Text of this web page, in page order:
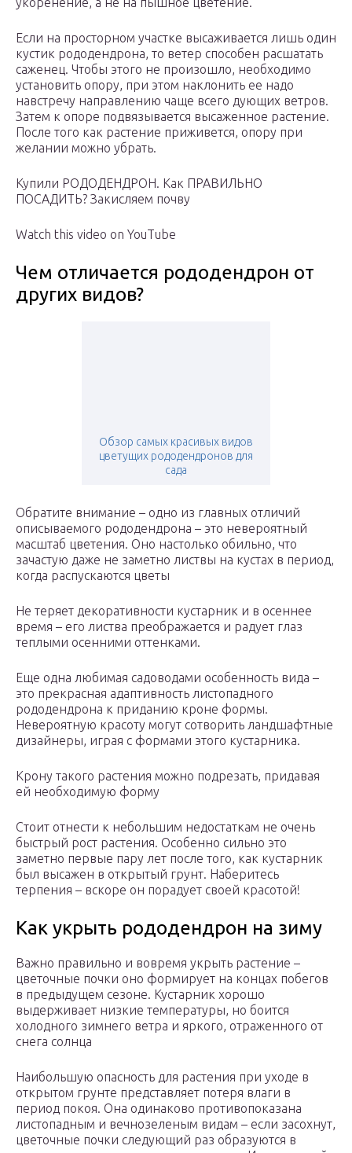
Если на просторном участке высаживается лишь один
кустик рододендрона, то ветер способен расшатать
саженец. Чтобы этого не произошло, необходимо
установить опору, при этом наклонить ее надо
навстречу направлению чаще всего дующих ветров.
Затем к опоре подвязывается высаженное растение.
После того как растение приживется, опору при
желании можно убрать.
Купили РОДОДЕНДРОН. Как ПРАВИЛЬНО
ПОСАДИТЬ? Закисляем почву
Watch this video on YouTube
Чем отличается рододендрон от
других видов?
Обзор самых красивых видов
цветущих рододендронов для
сада
Обратите внимание – одно из главных отличий
описываемого рододендрона – это невероятный
масштаб цветения. Оно настолько обильно, что
зачастую даже не заметно листвы на кустах в период,
когда распускаются цветы
Не теряет декоративности кустарник и в осеннее
время – его листва преображается и радует глаз
теплыми осенними оттенками.
Еще одна любимая садоводами особенность вида –
это прекрасная адаптивность листопадного
рододендрона к приданию кроне формы.
Невероятную красоту могут сотворить ландшафтные
дизайнеры, играя с формами этого кустарника.
Крону такого растения можно подрезать, придавая
ей необходимую форму
Стоит отнести к небольшим недостаткам не очень
быстрый рост растения. Особенно сильно это
заметно первые пару лет после того, как кустарник
был высажен в открытый грунт. Наберитесь
терпения – вскоре он порадует своей красотой!
Как укрыть рододендрон на зиму
Важно правильно и вовремя укрыть растение –
цветочные почки оно формирует на концах побегов
в предыдущем сезоне. Кустарник хорошо
выдерживает низкие температуры, но боится
холодного зимнего ветра и яркого, отраженного от
снега солнца
Наибольшую опасность для растения при уходе в
открытом грунте представляет потеря влаги в
период покоя. Она одинаково противопоказана
листопадным и вечнозеленым видам – если засохнут,
цветочные почки следующий раз образуются в